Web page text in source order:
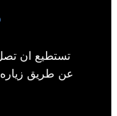
تستطيع ان
عن طريق زياره